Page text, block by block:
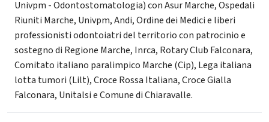
Univpm - Odontostomatologia) con Asur Marche, Ospedali
Riuniti Marche, Univpm, Andi, Ordine dei Medici e liberi
professionisti odontoiatri del territorio con patrocinio e
sostegno di Regione Marche, Inrca, Rotary Club Falconara,
Comitato italiano paralimpico Marche (Cip), Lega italiana
lotta tumori (Lilt), Croce Rossa Italiana, Croce Gialla
Falconara, Unitalsi e Comune di Chiaravalle.